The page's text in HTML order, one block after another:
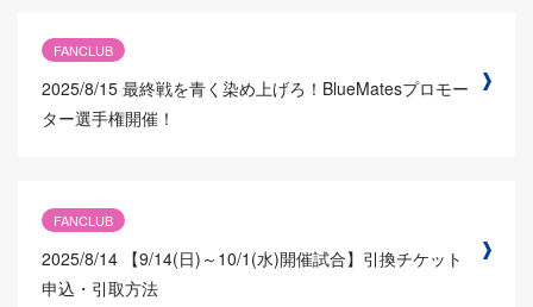
FANCLUB
2025/8/15 最終戦を青く染め上げろ！BlueMatesプロモー
ター選手権開催！
FANCLUB
2025/8/14 【9/14(日)～10/1(水)開催試合】引換チケット
申込・引取方法